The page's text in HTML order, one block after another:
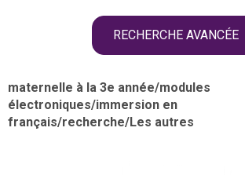
RECHERCHE AVANCÉE
maternelle à la 3e année/modules
électroniques/immersion en
français/recherche/Les autres